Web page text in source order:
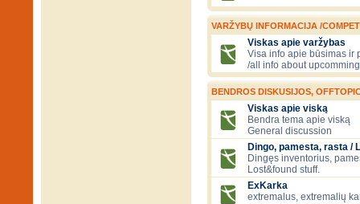
VARŽYBŲ INFORMACIJA /
Viskas apie varžybas
Visa info apie būsimas ir
/all info about
BENDROS DISKUSIJOS,
Viskas apie viską
Bendra tema apie viską
General discussion
Dingo, pamesta, rasta /
Dingęs inventorius,
Lost&found stuff.
ExKarka
extremalus, extremalių